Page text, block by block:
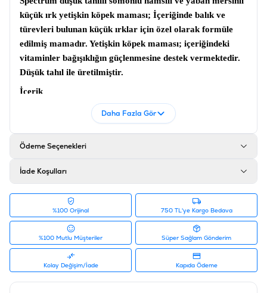
küçük ırk yetişkin köpek maması; İçeriğinde balık ve
türevleri bulunan küçük ırklar için özel olarak formüle
edilmiş mamadır. Yetişkin köpek maması; içeriğindeki
vitaminler bağışıklığın güçlenmesine destek vermektedir.
Düşük tahıl ile üretilmiştir.
İçerik
İşlenmiş Hayvansal Protein (Min. %26 Somon ve Hamsi),
Tahıllar (Pirinç, Mısır, Yulaf), Hamsi Yağı, Tavuk Yağı,
Peynir Altı Suyu Tozu, Şeker Kamışı Lifi, Hidrolize Tavuk
Proteini, Keçi Boynuzu Unu, Bezelye Nişastası, Bira
Mayası,Tuz, Yaban Mersini, Chia Tohumu, L-Karnitin,,
Ksilooligosakkarit, Yucca Schidigera, Kurutulmuş
Yumurta, Zerdeçal, Enginar, Zeytin, Kırmızı Soğan,
Böğürtlen, Domates, Karpuz, Nar, Kekik, Biberiye,
Zencefil Ekstratları
Analiz
Ham Protein %30, Ham Yağ %18, Ham Kül %8, Ham
Daha Fazla Gör
Ödeme Seçenekleri
İade Koşulları
%100 Orijinal 750 TL'ye Kargo Bedava
%100 Mutlu Müşteriler Süper Sağlam Gönderim
Kolay Değişim/İade Kapıda Ödeme